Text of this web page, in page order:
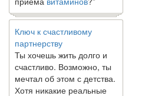
Ключ к счастливому
партнерству
Ты хочешь жить долго и
счастливо. Возможно, ты
мечтал об этом с детства.
Хотя никакие реальные